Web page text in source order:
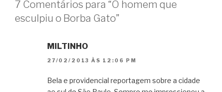
7 Comentários para “O homem que
esculpiu o Borba Gato”
MILTINHO
27/02/2013 ÀS 12:06 PM
Bela e providencial reportagem sobre a cidade